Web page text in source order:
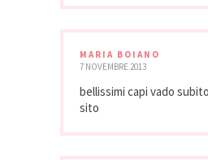
MARIA BOIANO
7 NOVEMBRE 2013
bellissimi capi vado
sito